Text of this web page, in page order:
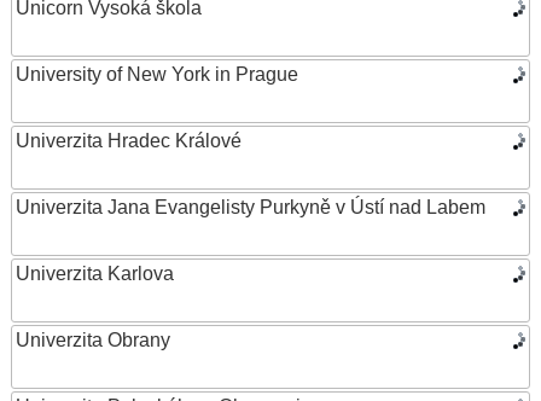
Unicorn Vysoká škola
University of New York in Prague
Univerzita Hradec Králové
Univerzita Jana Evangelisty Purkyně v Ústí nad Labem
Univerzita Karlova
Univerzita Obrany